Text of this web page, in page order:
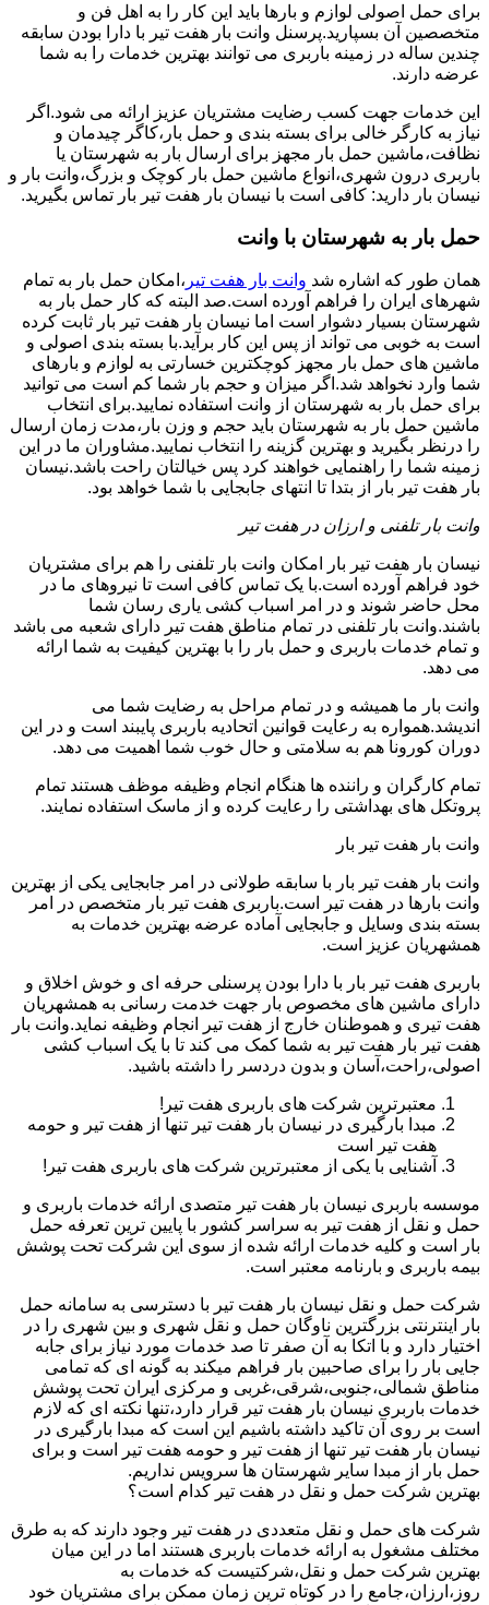
برای حمل اصولی لوازم و بارها باید این کار را به اهل فن و
متخصصین آن بسپارید.پرسنل وانت بار هفت تیر با دارا بودن سابقه
چندین ساله در زمینه باربری می توانند بهترین خدمات را به شما
عرضه دارند.
این خدمات جهت کسب رضایت مشتریان عزیز ارائه می شود.اگر
نیاز به کارگر خالی برای بسته بندی و حمل بار،کاگر چیدمان و
نظافت،ماشین حمل بار مجهز برای ارسال بار به شهرستان یا
باربری درون شهری،انواع ماشین حمل بار کوچک و بزرگ،وانت بار و
نیسان بار دارید: کافی است با نیسان بار هفت تیر بار تماس بگیرید.
حمل بار به شهرستان با وانت
همان طور که اشاره شد وانت بار هفت تیر ،امکان حمل بار به تمام
شهرهای ایران را فراهم آورده است.صد البته که کار حمل بار به
شهرستان بسیار دشوار است اما نیسان بار هفت تیر بار ثابت کرده
است به خوبی می تواند از پس این کار برآید.با بسته بندی اصولی و
ماشین های حمل بار مجهز کوچکترین خسارتی به لوازم و بارهای
شما وارد نخواهد شد.اگر میزان و حجم بار شما کم است می توانید
برای حمل بار به شهرستان از وانت استفاده نمایید.برای انتخاب
ماشین حمل بار به شهرستان باید حجم و وزن بار،مدت زمان ارسال
را درنظر بگیرید و بهترین گزینه را انتخاب نمایید.مشاوران ما در این
زمینه شما را راهنمایی خواهند کرد پس خیالتان راحت باشد.نیسان
بار هفت تیر بار از بتدا تا انتهای جابجایی با شما خواهد بود.
وانت بار تلفنی و ارزان در هفت تیر
نیسان بار هفت تیر بار امکان وانت بار تلفنی را هم برای مشتریان
خود فراهم آورده است.با یک تماس کافی است تا نیروهای ما در
محل حاضر شوند و در امر اسباب کشی یاری رسان شما
باشند.وانت بار تلفنی در تمام مناطق هفت تیر دارای شعبه می باشد
و تمام خدمات باربری و حمل بار را با بهترین کیفیت به شما ارائه
می دهد.
وانت بار ما همیشه و در تمام مراحل به رضایت شما می
اندیشد.همواره به رعایت قوانین اتحادیه باربری پایبند است و در این
دوران کورونا هم به سلامتی و حال خوب شما اهمیت می دهد.
تمام کارگران و راننده ها هنگام انجام وظیفه موظف هستند تمام
پروتکل های بهداشتی را رعایت کرده و از ماسک استفاده نمایند.
وانت بار هفت تیر بار
وانت بار هفت تیر بار با سابقه طولانی در امر جابجایی یکی از بهترین
وانت بارها در هفت تیر است.باربری هفت تیر بار متخصص در امر
بسته بندی وسایل و جابجایی آماده عرضه بهترین خدمات به
همشهریان عزیز است.
باربری هفت تیر بار با دارا بودن پرسنلی حرفه ای و خوش اخلاق و
دارای ماشین های مخصوص بار جهت خدمت رسانی به همشهریان
هفت تیری و هموطنان خارج از هفت تیر انجام وظیفه نماید.وانت بار
هفت تیر بار هفت تیر به شما کمک می کند تا با یک اسباب کشی
اصولی،راحت،آسان و بدون دردسر را داشته باشید.
معتبرترین شرکت های باربری هفت تیر!
مبدا بارگیری در نیسان بار هفت تیر تنها از هفت تیر و حومه
هفت تیر است
آشنایی با یکی از معتبرترین شرکت های باربری هفت تیر!
موسسه باربری نیسان بار هفت تیر متصدی ارائه خدمات باربری و
حمل و نقل از هفت تیر به سراسر کشور با پایین ترین تعرفه حمل
بار است و کلیه خدمات ارائه شده از سوی این شرکت تحت پوشش
بیمه باربری و بارنامه معتبر است.
شرکت حمل و نقل نیسان بار هفت تیر با دسترسی به سامانه حمل
بار اینترنتی بزرگترین ناوگان حمل و نقل شهری و بین شهری را در
اختیار دارد و با اتکا به آن صفر تا صد خدمات مورد نیاز برای جابه
جایی بار را برای صاحبین بار فراهم میکند به گونه ای که تمامی
مناطق شمالی،جنوبی،شرقی،غربی و مرکزی ایران تحت پوشش
خدمات باربری نیسان بار هفت تیر قرار دارد،تنها نکته ای که لازم
است بر روی آن تاکید داشته باشیم این است که مبدا بارگیری در
نیسان بار هفت تیر تنها از هفت تیر و حومه هفت تیر است و برای
حمل بار از مبدا سایر شهرستان ها سرویس نداریم.
بهترین شرکت حمل و نقل در هفت تیر کدام است؟
شرکت های حمل و نقل متعددی در هفت تیر وجود دارند که به طرق
مختلف مشغول به ارائه خدمات باربری هستند اما در این میان
بهترین شرکت حمل و نقل،شرکتیست که خدمات به
روز،ارزان،جامع را در کوتاه ترین زمان ممکن برای مشتریان خود